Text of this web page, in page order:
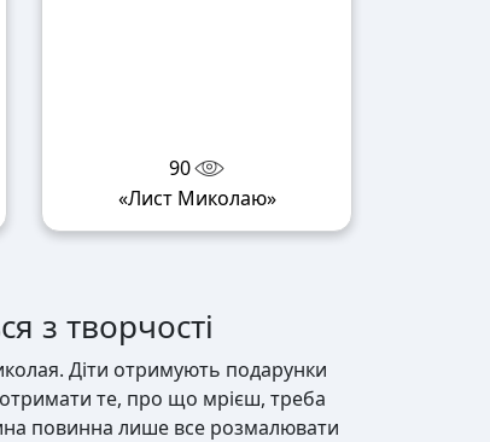
90
«Лист Миколаю»
з творчості
Діти отримують подарунки
те, про що мрієш, треба
повинна лише все розмалювати